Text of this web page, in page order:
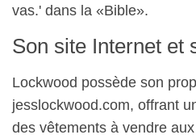
vas.' dans la «Bible».
Son site Internet et
Lockwood possède son
jesslockwood.com, offrant
des vêtements à vendre